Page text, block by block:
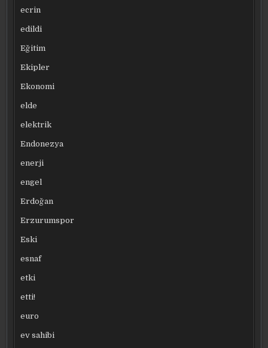
ecrin
edildi
Eğitim
Ekipler
Ekonomi
elde
elektrik
Endonezya
enerji
engel
Erdoğan
Erzurumspor
Eski
esnaf
etki
etti!
euro
ev sahibi